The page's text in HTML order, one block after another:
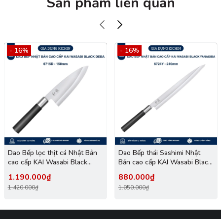
- 16%
Dao Bếp lọc thịt cá Nhật Bản
cao cấp KAI Wasabi Black
1.190.000₫
1.420.000₫
- 16%
Dao Bếp thái Sashimi Nhật
Bản cao cấp KAI Wasabi Black
880.000₫
1.050.000₫